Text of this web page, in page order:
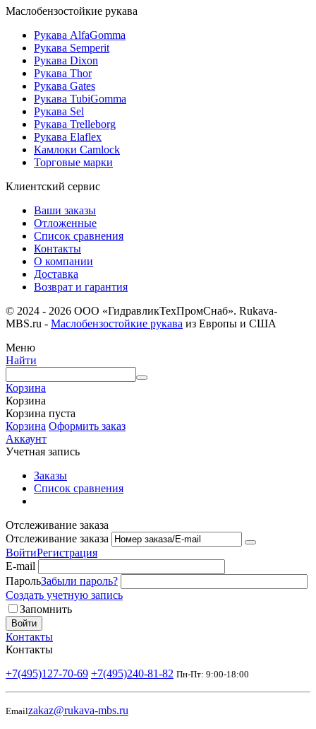
Маслобензостойкие рукава
Рукава AlfaGomma
Рукава Semperit
Рукава Dixon
Рукава Thor
Рукава Gates
Рукава TubiGomma
Рукава Sel
Рукава Trelleborg
Рукава Elaflex
Камлоки Camlock
Торговые марки
Клиентский сервис
Ваши заказы
Отложенные
Список сравнения
Контакты
О компании
Доставка
Возврат и гарантия
© 2024 - 2026 ООО «ГидравликТехПромСнаб». Rukava-
MBS.ru - Маслобензостойкие рукава из Европы и США
Меню
Найти
Корзина
Корзина
Корзина пуста
Корзина Оформить заказ
Аккаунт
Учетная запись
Заказы
Список сравнения
Отслеживание заказа
Отслеживание заказа
ВойтиРегистрация
E-mail
ПарольЗабыли пароль?
Создать учетную запись
Запомнить
Войти
Контакты
Контакты
+7(495)127-70-69 +7(495)240-81-82 Пн-Пт: 9:00-18:00
Emailzakaz@rukava-mbs.ru